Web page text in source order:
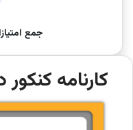
جمع
کارنامه